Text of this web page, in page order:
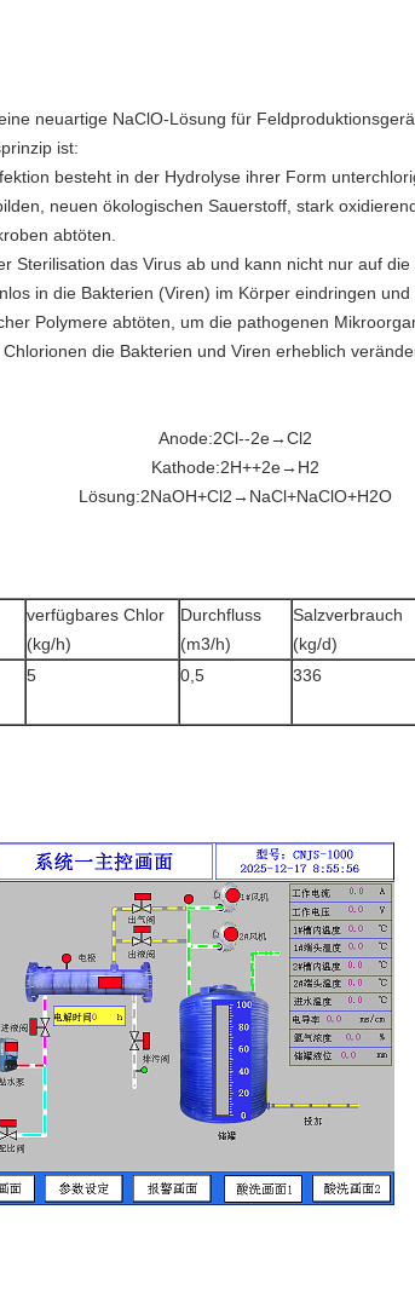
neuartige NaClO-Lösung für
ist:
besteht in der Hydrolyse ihrer Form
neuen ökologischen Sauerstoff, stark
abtöten.
Sterilisation das Virus ab und kann nicht nur auf
in die Bakterien (Viren) im Körper eindringen
Polymere abtöten, um die pathogenen
die Bakterien und Viren erheblich
Anode:2Cl--2e→Cl2
Kathode:2H++2e→H2
Lösung:2NaOH+Cl2→NaCl+NaClO+H2O
verfügbares Chlor
(kg/h)
Durchfluss
(m3/h)
Salzverbrauch
(kg/d)
5 0,5 336